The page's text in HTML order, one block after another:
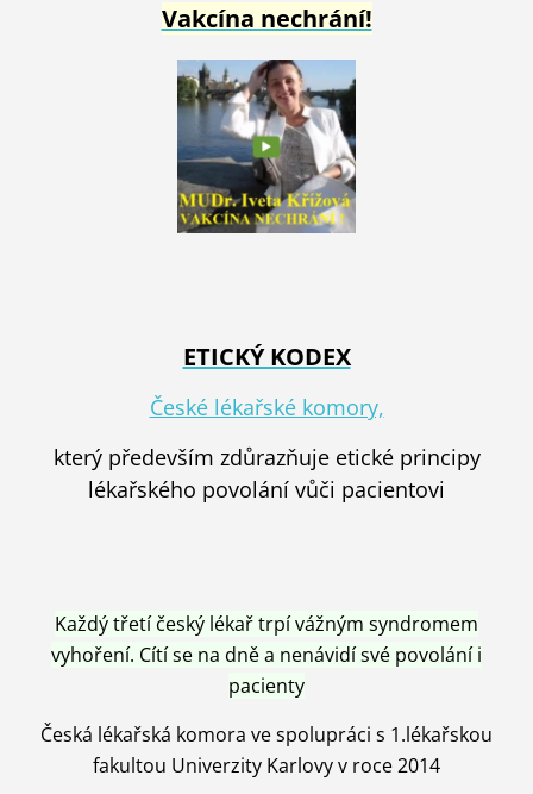
Vakcína nechrání!
ETICKÝ KODEX
České lékařské komory,
který především zdůrazňuje etické principy
lékařského povolání vůči pacientovi
Každý třetí český lékař trpí vážným syndromem
vyhoření. Cítí se na dně a nenávidí své povolání i
pacienty
Česká lékařská komora ve spolupráci s 1.lékařskou
fakultou Univerzity Karlovy v roce 2014